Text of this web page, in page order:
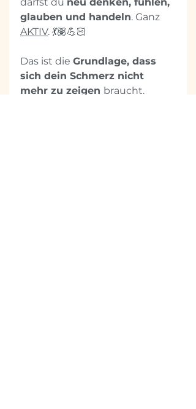
glauben und handeln. Ganz
AKTIV. 💃🏽💪🏻
Das ist die Grundlage, dass
sich dein Schmerz nicht
mehr zu zeigen braucht.